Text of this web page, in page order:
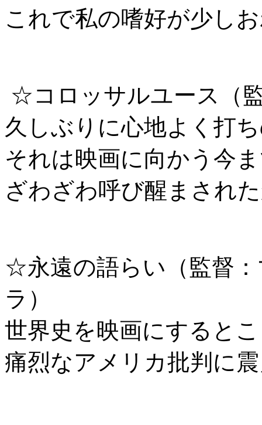
これで私の嗜好が少し
☆コロッサルユース（
久しぶりに心地よく打
それは映画に向かう今
ざわざわ呼び醒まされ
☆永遠の語らい（監督
ラ）
世界史を映画にすると
痛烈なアメリカ批判に